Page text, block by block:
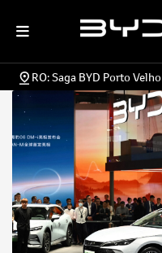
RO: Saga BYD Porto Velho